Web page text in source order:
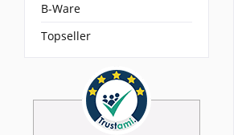
B-Ware
Topseller